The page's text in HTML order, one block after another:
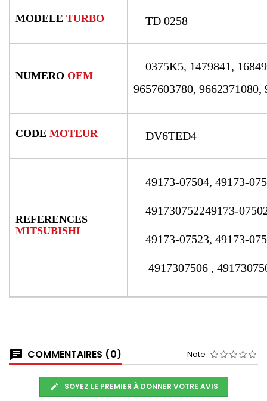
MODELE TURBO TD 0258
NUMERO OEM
0375K5, 1479841,
9657603780, 9662371080,
CODE MOTEUR DV6TED4
REFERENCES
MITSUBISHI
49173-07504, 49173-
491730752249173-
49173-07523, 49173-
4917307506 ,
COMMENTAIRES (0) Note
SOYEZ LE PREMIER À DONNER VOTRE AVIS